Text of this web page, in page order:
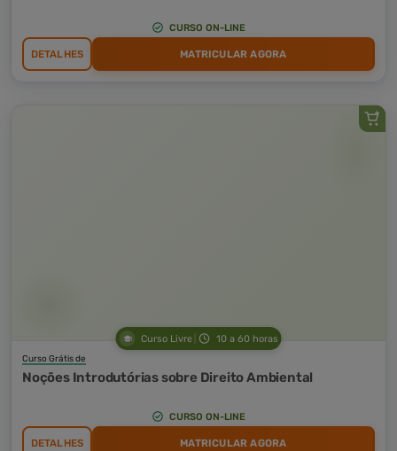
CURSO ON-LINE
DETALHES MATRICULAR AGORA
Curso Livre 10 a 60 horas
Curso Grátis de
Noções Introdutórias sobre Direito Ambiental
CURSO ON-LINE
DETALHES MATRICULAR AGORA